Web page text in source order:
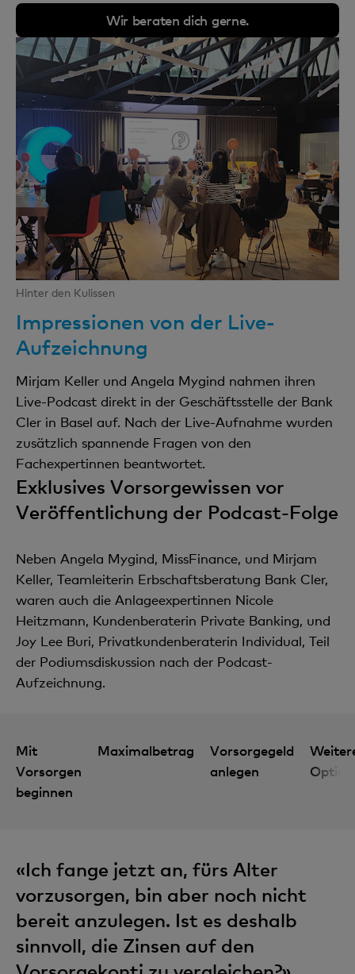
Wir beraten dich gerne.
Hinter den Kulissen
Impressionen von der Live-
Aufzeichnung
Mirjam Keller und Angela Mygind nahmen ihren
Live-Podcast direkt in der Geschäftsstelle der Bank
Cler in Basel auf. Nach der Live-Aufnahme wurden
zusätzlich spannende Fragen von den
Fachexpertinnen beantwortet.
Exklusives Vorsorgewissen vor
Veröffentlichung der Podcast-Folge
Neben Angela Mygind, MissFinance, und Mirjam
Keller, Teamleiterin Erbschaftsberatung Bank Cler,
waren auch die Anlageexpertinnen Nicole
Heitzmann, Kundenberaterin Private Banking, und
Joy Lee Buri, Privatkundenberaterin Individual, Teil
der Podiumsdiskussion nach der Podcast-
Aufzeichnung.
Mit
Vorsorgen
beginnen
Maximalbetrag
Vorsorgegeld
anlegen
«Ich fange jetzt an, fürs Alter
vorzusorgen, bin aber noch nicht
bereit anzulegen. Ist es deshalb
sinnvoll, die Zinsen auf den